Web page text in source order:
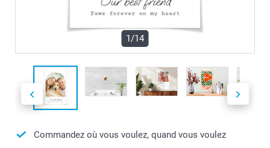
1/14
Commandez où vous voulez, quand vous voulez